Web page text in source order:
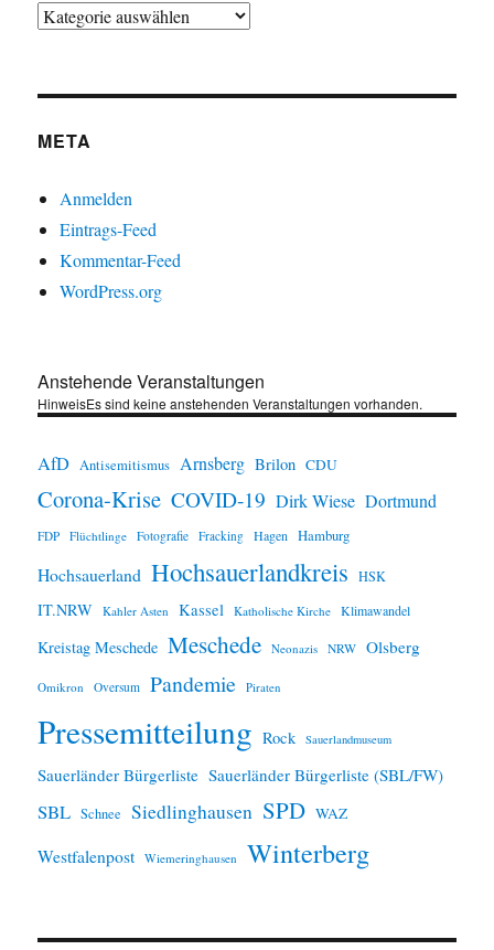
META
Anmelden
Eintrags-Feed
Kommentar-Feed
WordPress.org
Anstehende Veranstaltungen
HinweisEs sind keine anstehenden Veranstaltungen vorhanden.
AfD Antisemitismus Arnsberg Brilon CDU
Corona-Krise COVID-19 Dirk Wiese Dortmund
FDP Flüchtlinge Fotografie Fracking Hagen Hamburg
Hochsauerland Hochsauerlandkreis HSK
IT.NRW Kahler Asten Kassel Katholische Kirche Klimawandel
Kreistag Meschede Meschede Neonazis NRW Olsberg
Omikron Oversum Pandemie Piraten
Pressemitteilung Rock Sauerlandmuseum
Sauerländer Bürgerliste Sauerländer Bürgerliste (SBL/FW)
SBL Schnee Siedlinghausen SPD WAZ
Westfalenpost Wiemeringhausen Winterberg